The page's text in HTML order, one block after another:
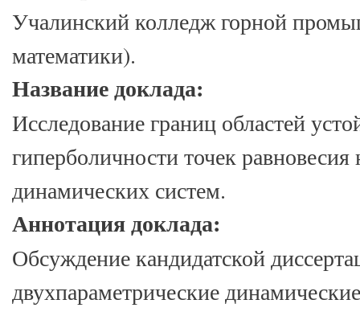
Учалинский колледж горной
математики).
Название доклада:
Исследование границ областей
гиперболичности точек
динамических систем.
Аннотация доклада:
Обсуждение кандидатской
двухпараметрические